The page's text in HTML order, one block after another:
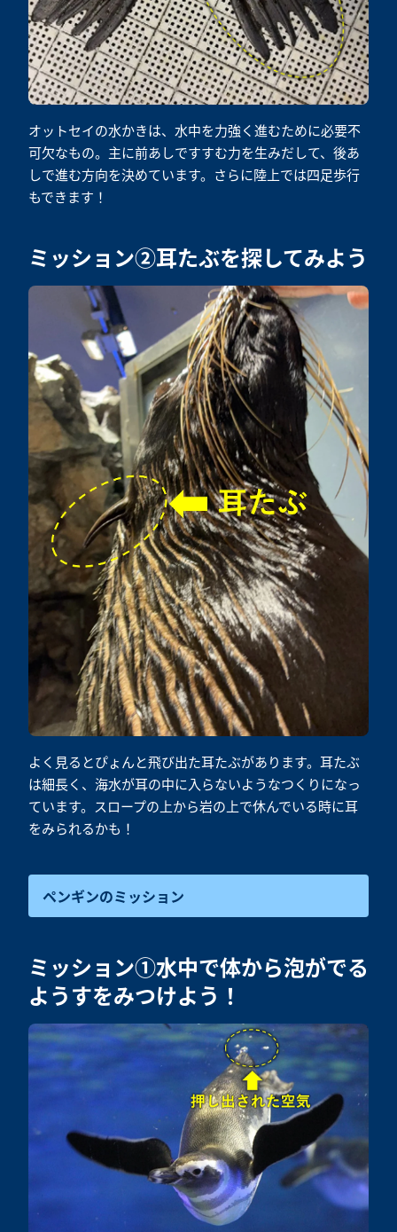
オットセイの水かきは、水中を力強く進むために必要不
可欠なもの。主に前あしですすむ力を生みだして、後あ
しで進む方向を決めています。さらに陸上では四足歩行
もできます！
ミッション②耳たぶを探してみよう
よく見るとぴょんと飛び出た耳たぶがあります。耳たぶ
は細長く、海水が耳の中に入らないようなつくりになっ
ています。スロープの上から岩の上で休んでいる時に耳
をみられるかも！
ペンギンのミッション
ミッション①水中で体から泡がでる
ようすをみつけよう！